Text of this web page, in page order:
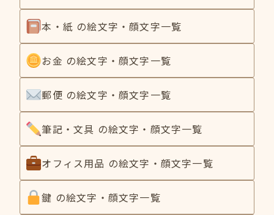
本・紙 の絵文字・顔文字一覧
お金 の絵文字・顔文字一覧
郵便 の絵文字・顔文字一覧
筆記・文具 の絵文字・顔文字一覧
オフィス用品 の絵文字・顔文字一覧
鍵 の絵文字・顔文字一覧